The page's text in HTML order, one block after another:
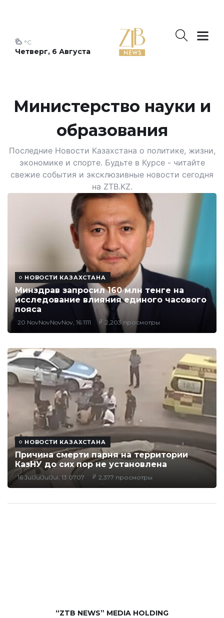
Четверг, 6 Августа
°C
Министерство науки и
образования
Последние Новости Казахстана о политике, жизни,
экономике и спорте. Будьте в Курсе - читайте
свежие события и эксклюзивные новости сегодня
на ZTB.KZ.
НОВОСТИ КАЗАХСТАНА
Минздрав запросил 160 млн тенге на
исследование влияния единого часового
пояса
20 NovNovNovNov, 16:1111 2,203 просмотры
НОВОСТИ КАЗАХСТАНА
Причина смерти парня на территории
КазНУ до сих пор не установлена
16 JulJulJulJul, 13:0707 2,377 просмотры
“ZTB NEWS” MEDIA HOLDING